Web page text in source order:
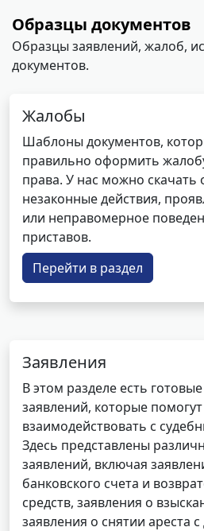
Образцы документов
Образцы заявлений, жалоб,
документов.
Жалобы
Шаблоны документов,
правильно оформить
права. У нас можно
незаконные действия,
или неправомерное
приставов.
Перейти в раздел
Заявления
В этом разделе есть
заявлений, которые
взаимодействовать с
Здесь представлены
заявлений, включая
банковского счета и
средств, заявления о
заявления о снятии ареста